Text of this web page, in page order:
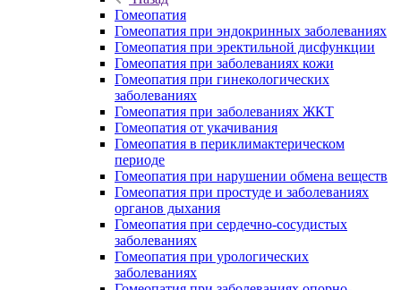
Гомеопатия
Гомеопатия при эндокринных заболеваниях
Гомеопатия при эректильной дисфункции
Гомеопатия при заболеваниях кожи
Гомеопатия при гинекологических
заболеваниях
Гомеопатия при заболеваниях ЖКТ
Гомеопатия от укачивания
Гомеопатия в периклимактерическом
периоде
Гомеопатия при нарушении обмена веществ
Гомеопатия при простуде и заболеваниях
органов дыхания
Гомеопатия при сердечно-сосудистых
заболеваниях
Гомеопатия при урологических
заболеваниях